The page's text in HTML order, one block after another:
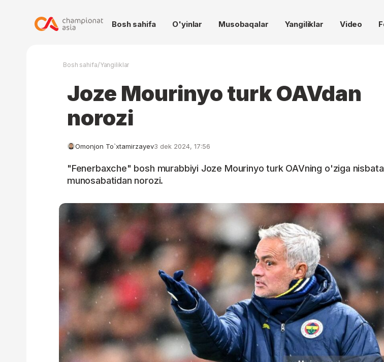
Bosh sahifa O'yinlar Musobaqalar Yangiliklar Video
Bosh sahifa/Yangiliklar
Joze Mourinyo turk OAVdan
norozi
Omonjon To`xtamirzayev3 dek 2024, 17:56
"Fenerbaxche" bosh murabbiyi Joze Mourinyo turk OAVning o'ziga
munosabatidan norozi.